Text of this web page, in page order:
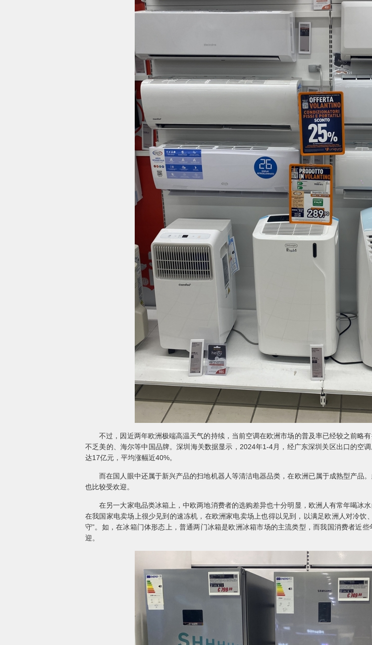
不过，因近两年欧洲极端高温天气的持续，当前空调在欧洲市场的普及率已经较之前略
不乏美的、海尔等中国品牌。深圳海关数据显示，2024年1-4月，经广东深圳关区出口的空
达17亿元，平均涨幅近40%。
而在国人眼中还属于新兴产品的扫地机器人等清洁电器品类，在欧洲已属于成熟型产品
也比较受欢迎。
在另一大家电品类冰箱上，中欧两地消费者的选购差异也十分明显，欧洲人有常年喝冰
在我国家电卖场上很少见到的速冻机，在欧洲家电卖场上也得以见到，以满足欧洲人对冷
守”。如，在冰箱门体形态上，普通两门冰箱是欧洲冰箱市场的主流类型，而我国消费者近
迎。